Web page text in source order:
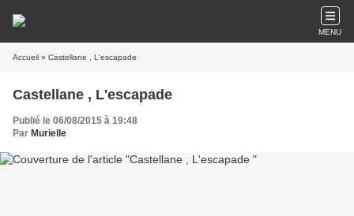
MENU
Accueil » Castellane , L'escapade
Castellane , L'escapade
Publié le 06/08/2015 à 19:48
Par Murielle